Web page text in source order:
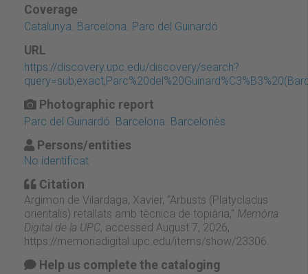
Coverage
Catalunya. Barcelona. Parc del Guinardó
URL
https://discovery.upc.edu/discovery/search?
Photographic report
Parc del Guinardó. Barcelona. Barcelonès
Persons/entities
No identificat
Citation
Argimon de Vilardaga, Xavier, “Arbusts (Platycladus
orientalis) retallats amb tècnica de topiària,” Memòria
Digital de la UPC, accessed August 7, 2026,
https://memoriadigital.upc.edu/items/show/23306
Help us complete the cataloging